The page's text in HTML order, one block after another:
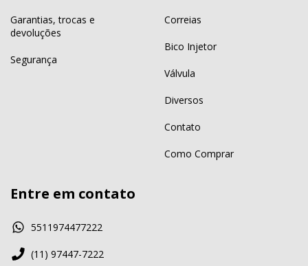
Garantias, trocas e
devoluções
Segurança
Correias
Bico Injetor
Válvula
Diversos
Contato
Como Comprar
Entre em contato
5511974477222
(11) 97447-7222